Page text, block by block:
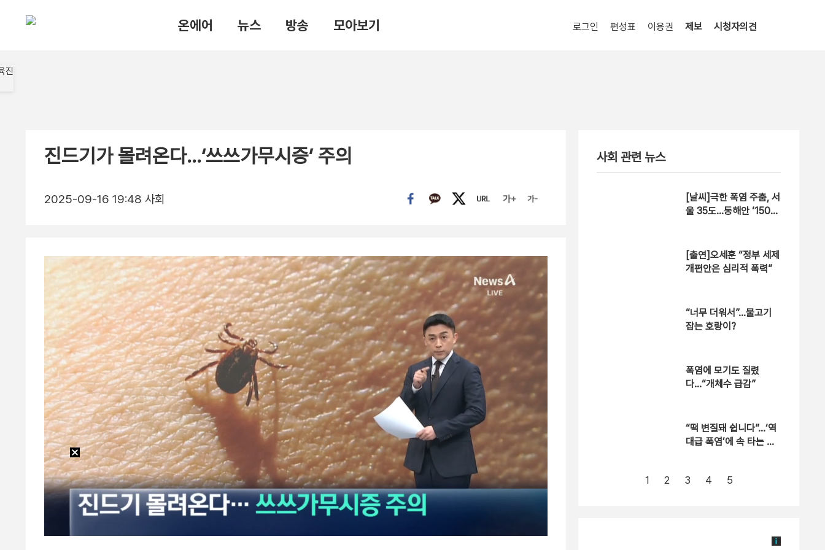
온에어 뉴스 방송 모아보기 로그인 편성표 이용권 제보 시청자의견
진드기가 몰려온다…‘쓰쓰가무시증’ 주의
2025-09-16 19:48 사회
사회 관련 뉴스
[날씨]극한 폭염 주춤, 서
울 35도…동해안 ‘150m
[출연]오세훈 “정부 세제
개편안은 심리적 폭력”
“너무 더워서”…물고기
잡는 호랑이?
폭염에 모기도 질렸
다…“개체수 급감”
“떡 변질돼 쉽니다”…‘역
대급 폭염’에 속 타는 골
1 2 3 4 5